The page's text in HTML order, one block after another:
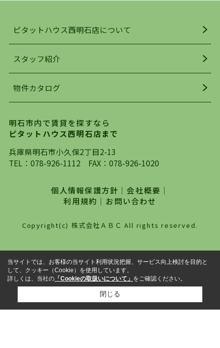
明石駅・西明石駅を中心に、明石市・神戸市西区
でお部屋探している方は、ぜひ当ＨＰにて物件を
お探しになってください。弊社は、スタッフの平
を行っており地域最大級の情報取扱量を誇ってお
ります。店頭で限られた物件をご紹介する、従来
自身でインターネットを利用し、理想のお部屋を
探していただき、選択していただいた物件情報に
対して、専門知識を持ったスタッフがサポートさ
せていただくスタイルを心がけております。私た
は、一度だけでは終わらない、お客様との末長い
お付き合いです。初めての一人暮らしから、就
職・ご結婚・売買物件の購入、などなど一生涯に
わたる、良きアドバイザーとして、地域に密着し
た営業スタイルで様々なお役立ちができればと強
わせください。
ピタットハウス西明石店について
スタッフ紹介
物件カタログ
明石市内で賃貸を探すなら
ピタットハウス西明石店まで
兵庫県明石市小久保2丁目2-13
TEL： 078-926-1112 FAX：078-926-1020
個人情報保護方針 ｜会社概要 ｜
利用規約 ｜ お問い合わせ
Copyright(c) 株式会社ＡＢＣ All rights reserved.
当サイトでは、お客様の当サイト利用状況把握、サービス向上検討を目的と
して、クッキー（Cookie）を使用しています。
詳しくは、当社の 「Cookieの取扱いについて」 をご確認ください。
閉じる